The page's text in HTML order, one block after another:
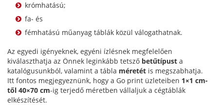
krómhatású;
fa- és
fémhatású műanyag táblák közül válogathatnak.
Az egyedi igényeknek, egyéni ízlésnek megfelelően
kiválaszthatja az Önnek leginkább tetsző betűtípust a
katalógusunkból, valamint a tábla méretét is megszabhatja.
Itt fontos megjegyeznünk, hogy a Go print üzleteiben 1×1 cm-
től 40×70 cm-ig terjedő méretben vállaljuk a cégtáblák
elkészítését.